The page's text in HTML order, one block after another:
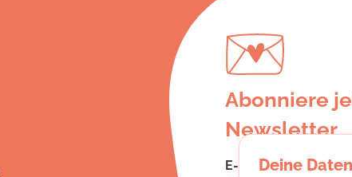
Abonniere
Newsletter
E-Mail-Adresse:
Deine